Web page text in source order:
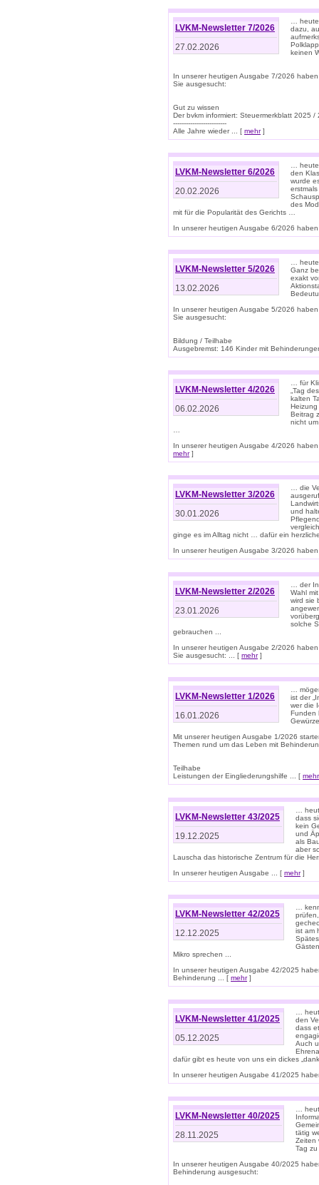
LVKM-Newsletter 7/2026
27.02.2026
…
dazu,
keinen
In unserer heutigen Ausgabe 7/2026
Sie ausgesucht:
Gut zu wissen
Der bvkm informiert: Steuermerkblatt 2025 /
-------------------------
Alle Jahre wieder ... [ mehr]
LVKM-Newsletter 6/2026
20.02.2026
…
den
wurde
des
mit für die Popularität des Gerichts …
In unserer heutigen Ausgabe 6/2026
LVKM-Newsletter 5/2026
13.02.2026
…
Ganz
exakt
In unserer heutigen Ausgabe 5/2026
Sie ausgesucht:
Bildung / Teilhabe
Ausgebremst: 146 Kinder mit
LVKM-Newsletter 4/2026
06.02.2026
… für
„Tag
kalten
Beitrag
nicht
In unserer heutigen Ausgabe 4/2026
mehr]
LVKM-Newsletter 3/2026
30.01.2026
… die
und
ginge es im Alltag nicht … dafür ein
In unserer heutigen Ausgabe 3/2026
LVKM-Newsletter 2/2026
23.01.2026
… der
Wahl
wird sie
solche
gebrauchen ...
In unserer heutigen Ausgabe 2/2026
Sie ausgesucht: ... [ mehr]
LVKM-Newsletter 1/2026
16.01.2026
…
ist der
wer die
Funden
Mit unserer heutigen Ausgabe 1/2026
Themen rund um das Leben mit
Teilhabe
Leistungen der Eingliederungshilfe ... [ mehr
LVKM-Newsletter 43/2025
19.12.2025
…
dass
kein
und
als
aber
Lauscha das historische Zentrum für die
In unserer heutigen Ausgabe ... [ mehr]
LVKM-Newsletter 42/2025
12.12.2025
…
ist am
Mikro sprechen ...
In unserer heutigen Ausgabe 42/2025
Behinderung ... [ mehr]
LVKM-Newsletter 41/2025
05.12.2025
…
den
dass
Auch
dafür gibt es heute von uns ein dickes
In unserer heutigen Ausgabe 41/2025
LVKM-Newsletter 40/2025
28.11.2025
…
tätig
Zeiten
Tag
In unserer heutigen Ausgabe 40/2025
Behinderung ausgesucht: